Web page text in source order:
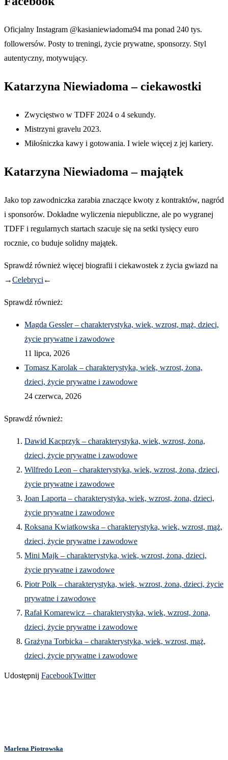
Oficjalny Instagram @kasianiewiadoma94 ma ponad 240 tys.
followersów. Posty to treningi, życie prywatne, sponsorzy. Styl
autentyczny, motywujący.
Katarzyna Niewiadoma – ciekawostki
Zwycięstwo w TDFF 2024 o 4 sekundy.
Mistrzyni gravelu 2023.
Miłośniczka kawy i gotowania. I wiele więcej z jej kariery.
Katarzyna Niewiadoma – majątek
Jako top zawodniczka zarabia znaczące kwoty z kontraktów, nagród
i sponsorów. Dokładne wyliczenia niepubliczne, ale po wygranej
TDFF i regularnych startach szacuje się na setki tysięcy euro
rocznie, co buduje solidny majątek.
Sprawdź również więcej biografii i ciekawostek z życia gwiazd na
→Celebryci ←
Sprawdź również:
Magda Gessler – charakterystyka, wiek, wzrost, mąż, dzieci,
życie prywatne i zawodowe
11 lipca, 2026
Tomasz Karolak – charakterystyka, wiek, wzrost, żona,
dzieci, życie prywatne i zawodowe
24 czerwca, 2026
Sprawdź również:
Dawid Kacprzyk – charakterystyka, wiek, wzrost, żona,
dzieci, życie prywatne i zawodowe
Wilfredo Leon – charakterystyka, wiek, wzrost, żona, dzieci,
życie prywatne i zawodowe
Joan Laporta – charakterystyka, wiek, wzrost, żona, dzieci,
życie prywatne i zawodowe
Roksana Kwiatkowska – charakterystyka, wiek, wzrost, mąż,
dzieci, życie prywatne i zawodowe
Mini Majk – charakterystyka, wiek, wzrost, żona, dzieci,
życie prywatne i zawodowe
Piotr Polk – charakterystyka, wiek, wzrost, żona, dzieci, życie
prywatne i zawodowe
Rafał Komarewicz – charakterystyka, wiek, wzrost, żona,
dzieci, życie prywatne i zawodowe
Grażyna Torbicka – charakterystyka, wiek, wzrost, mąż,
dzieci, życie prywatne i zawodowe
Udostępnij FacebookTwitter
Marlena Piotrowska